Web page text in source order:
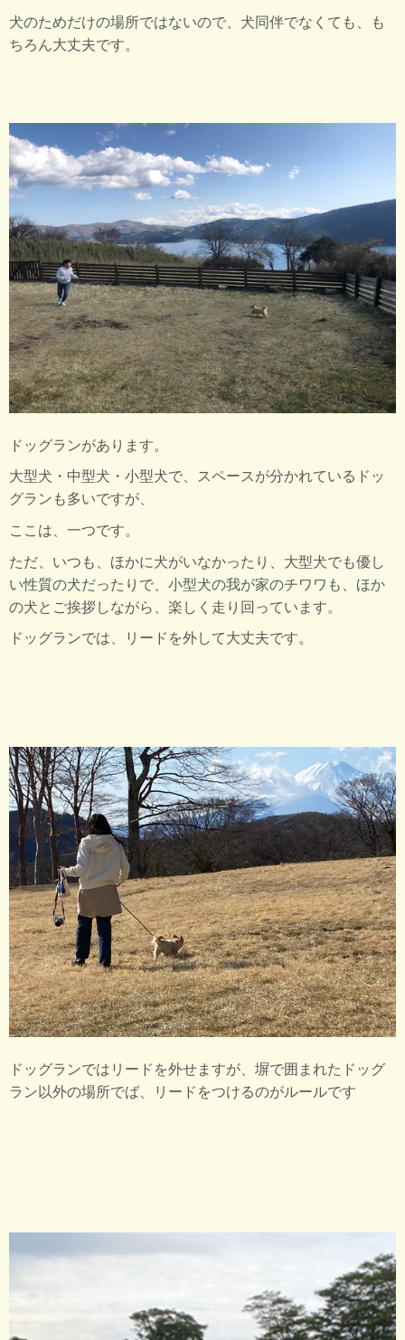
犬のためだけの場所ではないので、犬同伴でなくても、も
ちろん大丈夫です。
ドッグランがあります。
大型犬・中型犬・小型犬で、スペースが分かれているドッ
グランも多いですが、
ここは、一つです。
ただ、いつも、ほかに犬がいなかったり、大型犬でも優し
い性質の犬だったりで、小型犬の我が家のチワワも、ほか
の犬とご挨拶しながら、楽しく走り回っています。
ドッグランでは、リードを外して大丈夫です。
ドッグランではリードを外せますが、塀で囲まれたドッグ
ラン以外の場所でば、リードをつけるのがルールです